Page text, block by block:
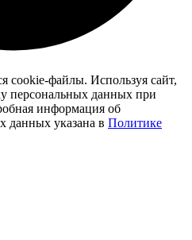
cookie-файлы. Используя сайт,
персональных данных при
информация об
данных указана в Политике